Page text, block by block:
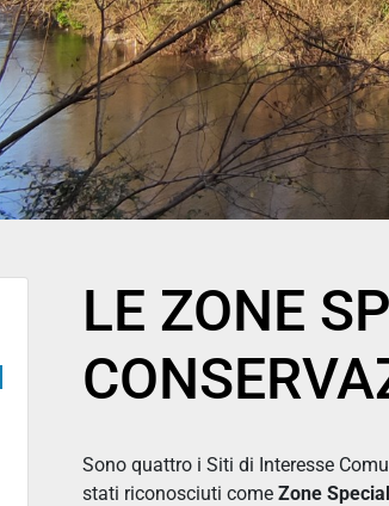
LE ZONE
Sono quattro i Siti di Interesse
stati riconosciuti come Zone